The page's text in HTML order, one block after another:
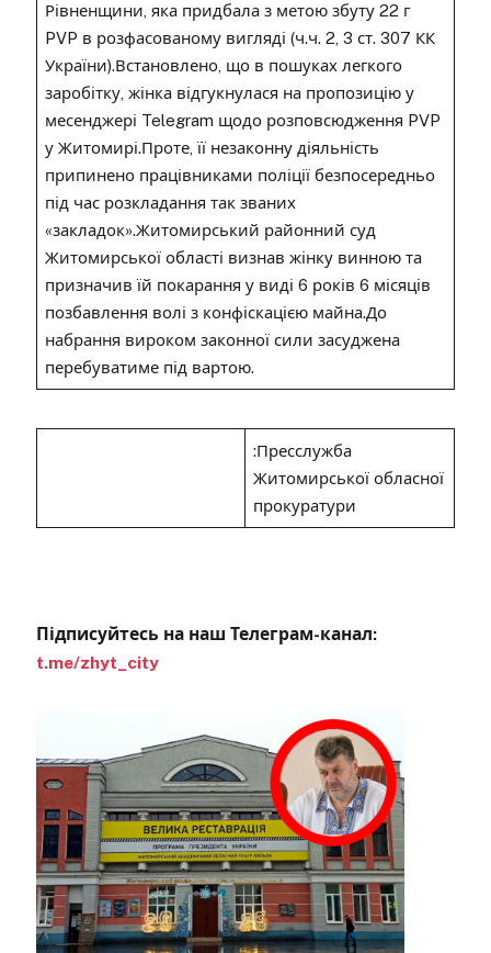
Рівненщини, яка придбала з метою збуту 22 г
PVP в розфасованому вигляді (ч.ч. 2, 3 ст. 307 КК
України).Встановлено, що в пошуках легкого
заробітку, жінка відгукнулася на пропозицію у
месенджері Telegram щодо розповсюдження PVP
у Житомирі.Проте, її незаконну діяльність
припинено працівниками поліції безпосередньо
під час розкладання так званих
«закладок».Житомирський районний суд
Житомирської області визнав жінку винною та
призначив їй покарання у виді 6 років 6 місяців
позбавлення волі з конфіскацією майна.До
набрання вироком законної сили засуджена
перебуватиме під вартою.
:Пресслужба
Житомирської обласної
прокуратури
Підписуйтесь на наш Телеграм-канал:
t.me/zhyt_city